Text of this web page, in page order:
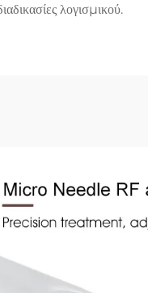
λογισμικού.